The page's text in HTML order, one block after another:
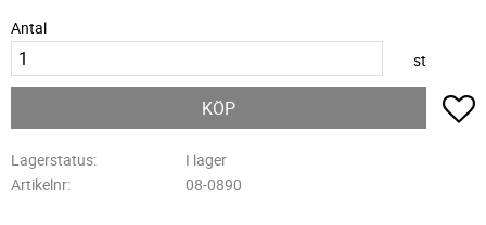
Antal
st
KÖP
Lagerstatus
I lager
Artikelnr
08-0890